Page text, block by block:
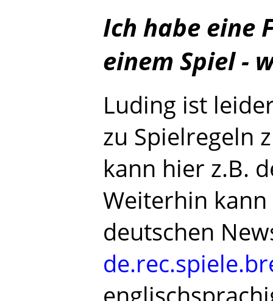
Ich habe eine
einem Spiel -
Luding ist
zu Spielregeln
kann hier z.B.
Weiterhin
deutschen